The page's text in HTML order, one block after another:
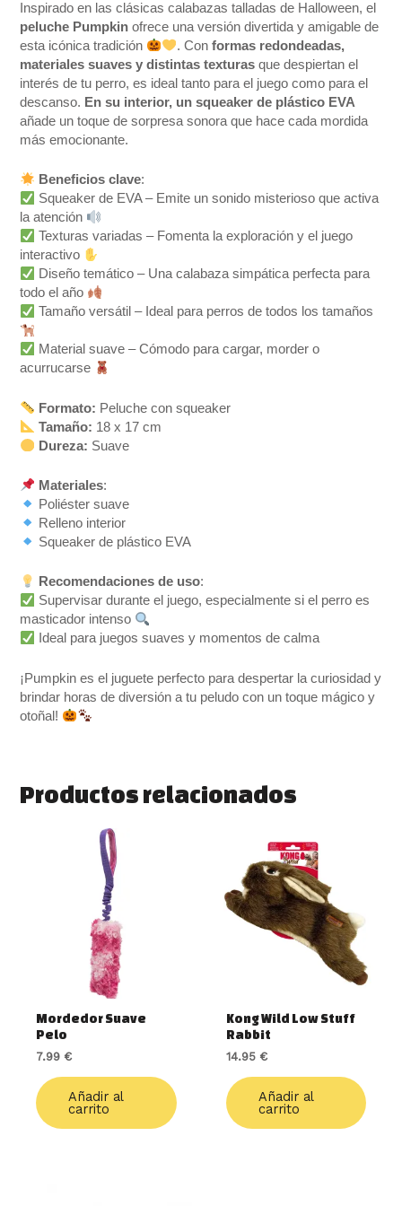
Inspirado en las clásicas calabazas talladas de Halloween, el
peluche Pumpkin ofrece una versión divertida y amigable de
esta icónica tradición
. Con formas redondeadas,
materiales suaves y distintas texturas que despiertan el
interés de tu perro, es ideal tanto para el juego como para el
descanso. En su interior, un squeaker de plástico EVA
añade un toque de sorpresa sonora que hace cada mordida
más emocionante.
Beneficios clave:
Squeaker de EVA – Emite un sonido misterioso que activa
la atención
Texturas variadas – Fomenta la exploración y el juego
interactivo
Diseño temático – Una calabaza simpática perfecta para
todo el año
Tamaño versátil – Ideal para perros de todos los tamaños
Material suave – Cómodo para cargar, morder o
acurrucarse
Formato: Peluche con squeaker
Tamaño: 18 x 17 cm
Dureza: Suave
Materiales:
Poliéster suave
Relleno interior
Squeaker de plástico EVA
Recomendaciones de uso:
Supervisar durante el juego, especialmente si el perro es
masticador intenso
Ideal para juegos suaves y momentos de calma
¡Pumpkin es el juguete perfecto para despertar la curiosidad y
brindar horas de diversión a tu peludo con un toque mágico y
otoñal!
Productos relacionados
Mordedor Suave
Pelo
7.99 €
Añadir al
carrito
Kong Wild Low Stuff
Rabbit
14.95 €
Añadir al
carrito